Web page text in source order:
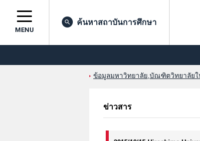
MENU
ค้นหาสถาบันการศึกษา
ข้อมูลมหาวิทยาลัย,บัณฑิตวิทยาลัยใ
ข่าวสาร